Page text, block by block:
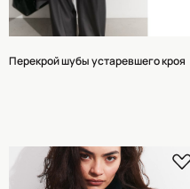
Перекрой шубы устаревшего кроя